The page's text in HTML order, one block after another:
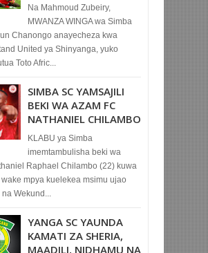
Na Mahmoud Zubeiry,
MWANZA WINGA wa Simba
Chanongo anayecheza kwa
United ya Shinyanga, yuko
Toto Afric...
SIMBA SC YAMSAJILI
BEKI WA AZAM FC
NATHANIEL CHILAMBO
KLABU ya Simba
imemtambulisha beki wa
Raphael Chilambo (22) kuwa
mpya kuelekea msimu ujao
Wekund...
YANGA SC YAUNDA
KAMATI ZA SHERIA,
MAADILI, NIDHAMU NA